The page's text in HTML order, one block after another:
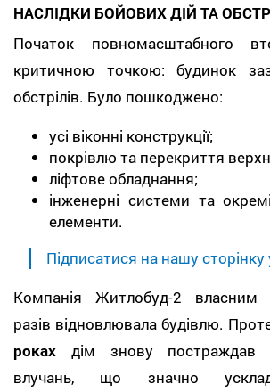
НАСЛІДКИ БОЙОВИХ ДІЙ ТА
Початок повномасштабного
критичною точкою: будинок
обстрілів. Було пошкоджено:
усі віконні конструкції;
покрівлю та перекриття
ліфтове обладнання;
інженерні системи та
елементи.
Підписатися на нашу
Компанія Житлобуд-2 власним
разів відновлювала будівлю.
роках дім знову постраждав
влучань, що значно